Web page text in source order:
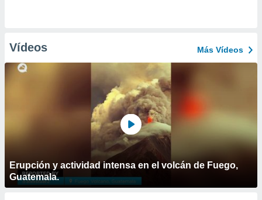
Vídeos Más Vídeos
Erupción y actividad intensa en el volcán de Fuego,
Guatemala.